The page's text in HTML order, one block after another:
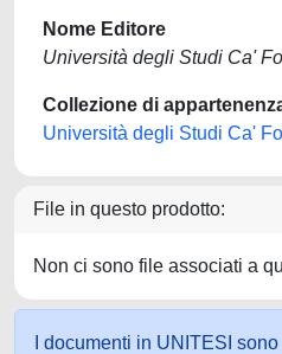
Nome Editore
Università degli Studi Ca'
Collezione di
Università degli Studi Ca'
File in questo prodotto:
Non ci sono file associati a
I documenti in UNITESI